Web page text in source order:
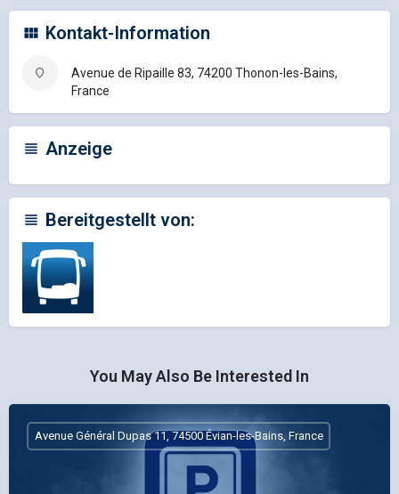
Kontakt-Information
Avenue de Ripaille 83, 74200 Thonon-les-Bains,
France
Anzeige
Bereitgestellt von:
You May Also Be Interested In
Avenue Général Dupas 11, 74500 Évian-les-Bains, France